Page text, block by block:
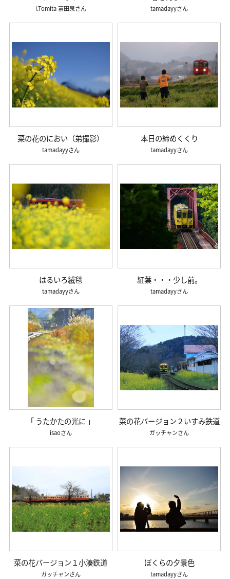
i.Tomita 富田泉 tamadayy
菜の花のにおい（弟撮影）
tamadayy
本日の締めくくり
tamadayy
はるいろ絨毯
tamadayy
紅葉・・・少し前。
tamadayy
「 うたかたの光に 」
isao
菜の花バージョン２いすみ鉄道
ガッチャン
菜の花バージョン１小湊鉄道
ガッチャン
ぼくらの夕景色
tamadayy